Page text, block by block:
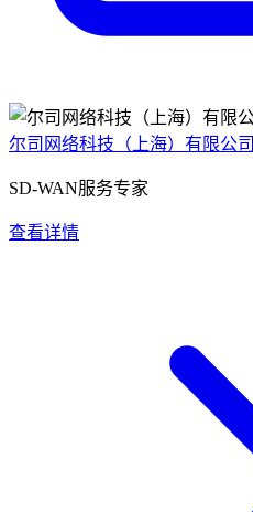
尔司网络科技（上海）有限公司
SD-WAN服务专家
查看详情